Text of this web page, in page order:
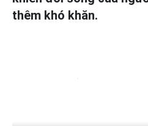
thêm khó khăn.